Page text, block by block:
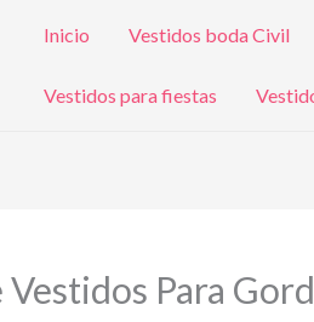
Inicio Vestidos boda Civil
Vestidos para fiestas
Para